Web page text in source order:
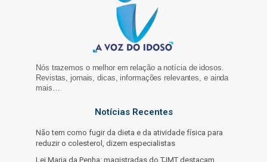
Nós trazemos o melhor em relação a notícia de idosos.
Revistas, jornais, dicas, informações relevantes, e ainda
mais…
Notícias Recentes
Não tem como fugir da dieta e da atividade física para
reduzir o colesterol, dizem especialistas
Lei Maria da Penha: magistradas do TJMT destacam